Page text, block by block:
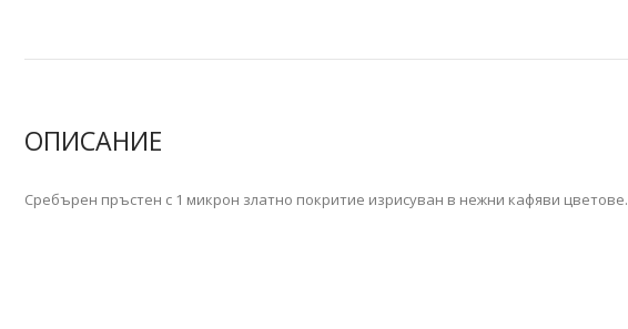
ОПИСАНИЕ
Сребърен пръстен с 1 микрон златно покритие изрисуван в нежни кафяви цветове.